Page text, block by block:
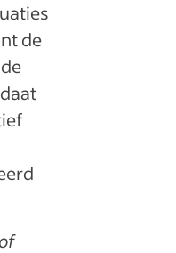
de